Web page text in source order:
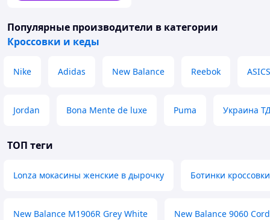
Популярные производители в категории
Кроссовки и кеды
Nike Adidas New Balance Reebok ASICS
Jordan Bona Mente de luxe Puma Украина
ТОП теги
Lonza мокасины женские в дырочку Ботинки
New Balance M1906R Grey White New Balance 9060